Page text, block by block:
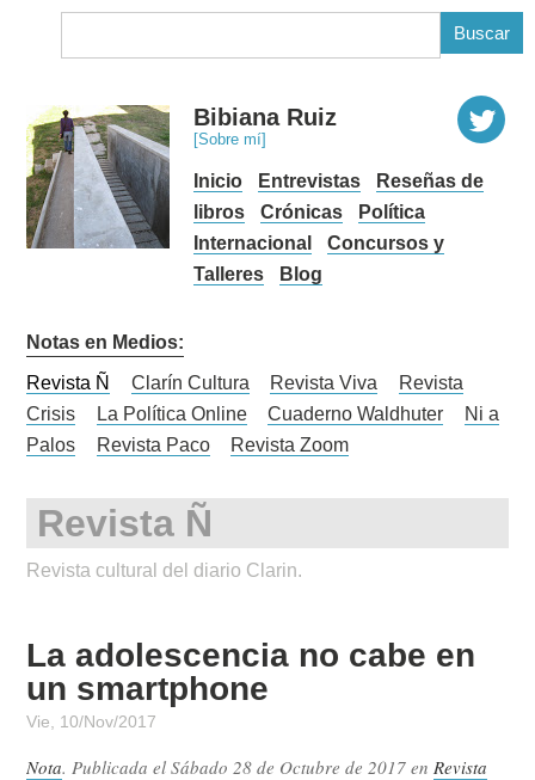
Bibiana Ruiz
[Sobre mí]
Inicio Entrevistas
Reseñas de
libros
Crónicas
Política
Internacional
Concursos y
Talleres
Blog
Notas en Medios:
Revista Ñ
Clarín Cultura Revista Viva
Revista
Crisis
La Política Online Cuaderno Waldhuter
Ni a
Palos
Revista Paco Revista Zoom
Revista Ñ
Revista cultural del diario Clarin.
La adolescencia no cabe en
un smartphone
Vie, 10/Nov/2017
Nota. Publicada elSábado 28 de Octubre de 2017 enRevista